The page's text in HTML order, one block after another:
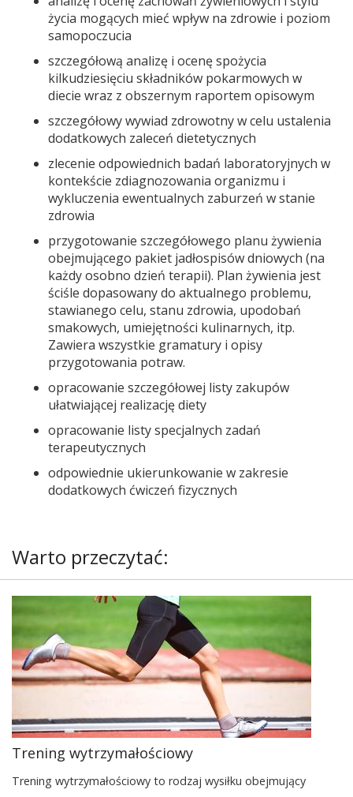
życia mogących mieć wpływ na zdrowie i poziom
samopoczucia
szczegółową analizę i ocenę spożycia
kilkudziesięciu składników pokarmowych w
diecie wraz z obszernym raportem opisowym
szczegółowy wywiad zdrowotny w celu ustalenia
dodatkowych zaleceń dietetycznych
zlecenie odpowiednich badań laboratoryjnych w
kontekście zdiagnozowania organizmu i
wykluczenia ewentualnych zaburzeń w stanie
zdrowia
przygotowanie szczegółowego planu żywienia
obejmującego pakiet jadłospisów dniowych (na
każdy osobno dzień terapii). Plan żywienia jest
ściśle dopasowany do aktualnego problemu,
stawianego celu, stanu zdrowia, upodobań
smakowych, umiejętności kulinarnych, itp.
Zawiera wszystkie gramatury i opisy
przygotowania potraw.
opracowanie szczegółowej listy zakupów
ułatwiającej realizację diety
opracowanie listy specjalnych zadań
terapeutycznych
odpowiednie ukierunkowanie w zakresie
dodatkowych ćwiczeń fizycznych
Warto przeczytać:
Trening wytrzymałościowy
Trening wytrzymałościowy to rodzaj wysiłku obejmujący